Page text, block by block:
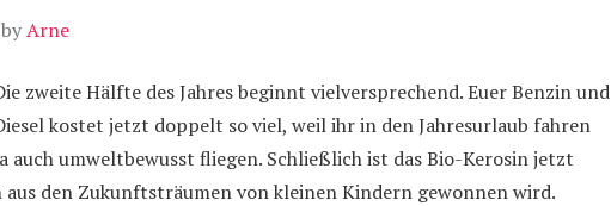
byArne
zweite Hälfte des Jahres beginnt vielversprechend. Euer Benzin und
kostet jetzt doppelt so viel, weil ihr in den Jahresurlaub fahren
umweltbewusst fliegen. Schließlich ist das Bio-Kerosin jetzt
den Zukunftsträumen von kleinen Kindern gewonnen wird.